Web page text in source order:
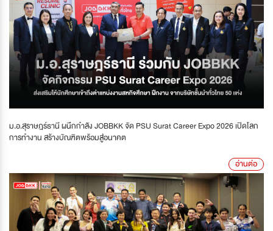
ม.อ.สุราษฎร์ธานี ผนึกกำลัง JOBBKK จัด PSU Surat Career Expo 2026 เปิดโลก
การทำงาน สร้างบัณฑิตพร้อมสู่อนาคต
อ่านต่อ